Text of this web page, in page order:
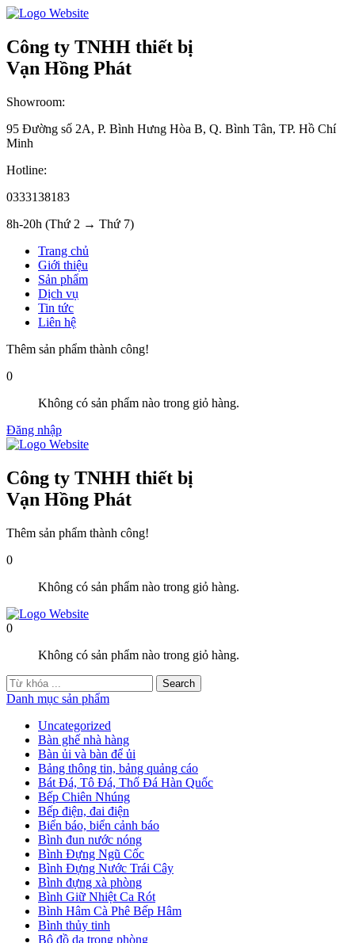
Công ty TNHH thiết bị
Vạn Hồng Phát
Showroom:
95 Đường số 2A, P. Bình Hưng Hòa B, Q. Bình Tân, TP. Hồ Chí
Minh
Hotline:
0333138183
8h-20h (Thứ 2 → Thứ 7)
Trang chủ
Giới thiệu
Sản phẩm
Dịch vụ
Tin tức
Liên hệ
Thêm sản phẩm thành công!
0
Không có sản phẩm nào trong giỏ hàng.
Đăng nhập
Công ty TNHH thiết bị
Vạn Hồng Phát
Thêm sản phẩm thành công!
0
Không có sản phẩm nào trong giỏ hàng.
0
Không có sản phẩm nào trong giỏ hàng.
Danh mục sản phẩm
Uncategorized
Bàn ghế nhà hàng
Bàn ủi và bàn để ủi
Bảng thông tin, bảng quảng cáo
Bát Đá, Tô Đá, Thố Đá Hàn Quốc
Bếp Chiên Nhúng
Bếp điện, đai điện
Biển báo, biển cảnh báo
Bình đun nước nóng
Bình Đựng Ngũ Cốc
Bình Đựng Nước Trái Cây
Bình đựng xà phòng
Bình Giữ Nhiệt Ca Rót
Bình Hâm Cà Phê Bếp Hâm
Bình thủy tinh
Bộ đồ da trong phòng